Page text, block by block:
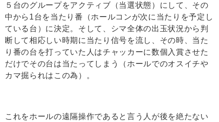
５台のグループをアクティブ（当選状態）にして、その
中から1台を当たり番（ホールコンが次に当たりを予定し
ている台）に決定。そして、シマ全体の出玉状況から判
断して相応しい時期に当たり信号を流し、その時、当た
り番の台を打っていた人はチャッカーに数個入賞させた
だけでその台は当たってしまう（ホールでのオスイチや
カマ掘られはこの為）。
これをホールの遠隔操作であると言う人が後を絶たない